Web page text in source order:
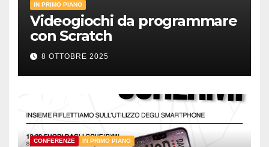
IN PRIMO PIANO
Videogiochi da programmare
con Scratch
8 OTTOBRE 2025
CONFERENZE IN PRIMO PIANO